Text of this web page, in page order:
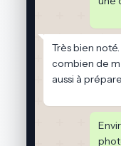
Très bien
combien de
aussi à